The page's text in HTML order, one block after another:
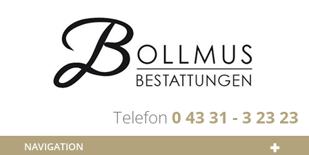
Telefon 0 43 31 - 3 23 23
NAVIGATION